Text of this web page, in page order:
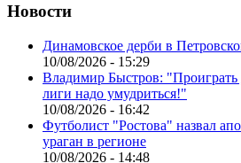
Новости
Динамовское дерби в
10/08/2026 - 15:29
Владимир Быстров: "Проиграть
лиги надо умудриться!"
10/08/2026 - 16:42
Футболист "Ростова" назвал
ураган в регионе
10/08/2026 - 14:48